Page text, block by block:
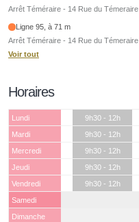
Arrêt Téméraire - 14 Rue du Témeraire
Ligne 95, à 71 m
Arrêt Téméraire - 14 Rue du Témeraire
Voir tout
Horaires
Lundi 9h30 - 12h
Mardi
9h30 - 12h
Mercredi
9h30 - 12h
Jeudi
9h30 - 12h
Vendredi
9h30 - 12h
Samedi
Dimanche